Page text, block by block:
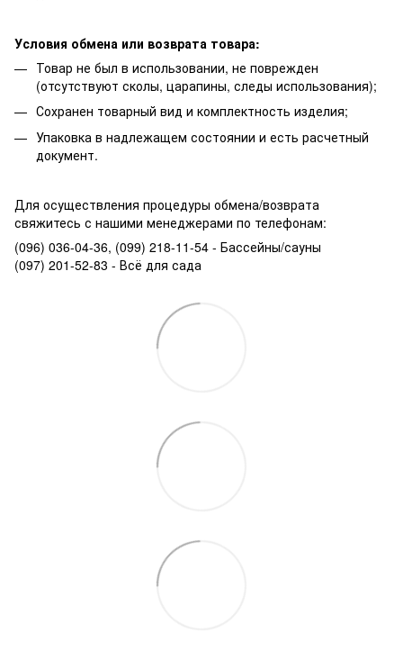
Условия обмена или возврата товара:
Товар не был в использовании, не поврежден
(отсутствуют сколы, царапины, следы использования);
Сохранен товарный вид и комплектность изделия;
Упаковка в надлежащем состоянии и есть расчетный
документ.
Для осуществления процедуры обмена/возврата
свяжитесь с нашими менеджерами по телефонам:
(096) 036-04-36, (099) 218-11-54 - Бассейны/сауны
(097) 201-52-83 - Всё для сада